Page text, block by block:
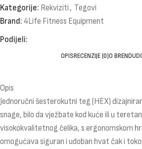
Kategorije: Rekviziti , Tegovi
Brand: 4Life Fitness Equipment
Podijeli:
OPISRECENZIJE (0)O BRENDU
Opis
Jednoručni šesterokutni teg (HEX)
snage, bilo da vježbate kod kuće ili u
visokokvalitetnog čelika, s ergonomskom
omogućava siguran i udoban hvat čak i